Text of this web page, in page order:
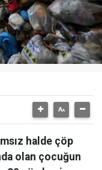
halde çöp
olan çocuğun